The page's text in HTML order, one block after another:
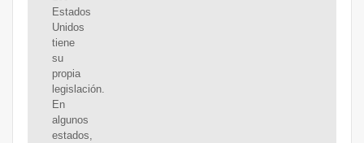
Estados
Unidos
tiene
su
propia
legislación.
En
algunos
estados,